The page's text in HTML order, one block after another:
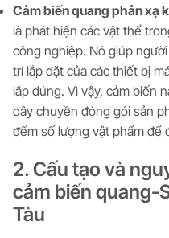
Cảm biến quang phản xạ
là phát hiện các vật thể
công nghiệp. Nó giúp
trí lắp đặt của các thiết bị
lắp đúng. Vì vậy, cảm biến
dây chuyền đóng gói sản
đếm số lượng vật phẩm để
2. Cấu tạo và
cảm biến quang-
Tàu